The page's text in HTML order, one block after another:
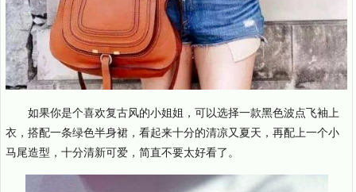
如果你是个喜欢复古风的小姐姐，可以选择一款黑色波点飞袖上
衣，搭配一条绿色半身裙，看起来十分的清凉又夏天，再配上一个小
马尾造型，十分清新可爱，简直不要太好看了。